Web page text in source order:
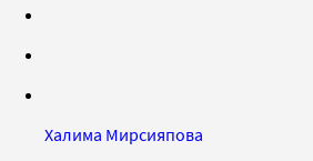
Халима Мирсияпова